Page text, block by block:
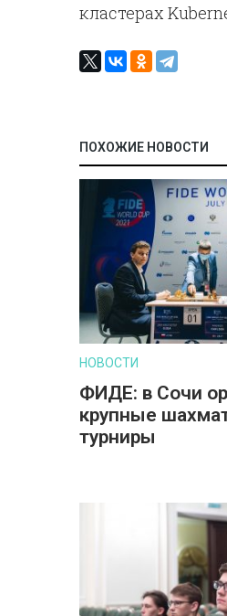
кластерах
ПОХОЖИЕ НОВОСТИ
НОВОСТИ
ФИДЕ: в Сочи
крупные
турниры